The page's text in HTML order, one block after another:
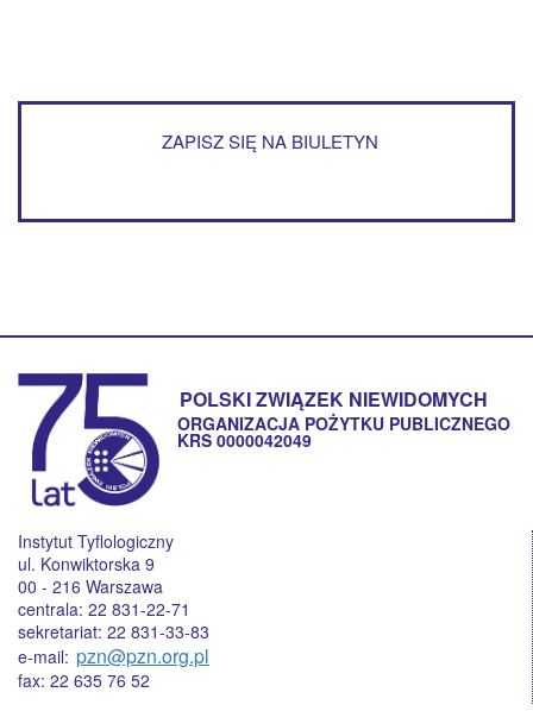
ZAPISZ SIĘ NA BIULETYN
POLSKI ZWIĄZEK NIEWIDOMYCH
ORGANIZACJA POŻYTKU PUBLICZNEGO
KRS 0000042049
Instytut Tyflologiczny
ul. Konwiktorska 9
00 - 216 Warszawa
centrala: 22 831-22-71
sekretariat: 22 831-33-83
e-mail: pzn@pzn.org.pl
fax: 22 635 76 52